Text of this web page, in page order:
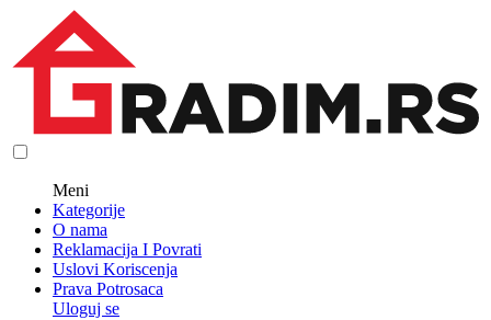
Meni
Kategorije
O nama
Reklamacija I Povrati
Uslovi Koriscenja
Prava Potrosaca
Uloguj se